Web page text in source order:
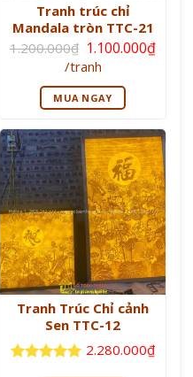
Tranh trúc chỉ
Mandala tròn TTC-21
1.200.000₫ Giá
gốc
là:
1.200.000₫.
1.100.000₫
Giá
hiện
tại
là:
1.100.000₫.
/tranh
MUA NGAY
Tranh Trúc Chỉ cảnh
Sen TTC-12
2.280.000₫